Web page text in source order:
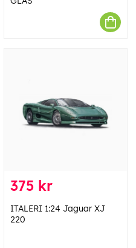
375 kr
ITALERI 1:24 Jaguar XJ
220